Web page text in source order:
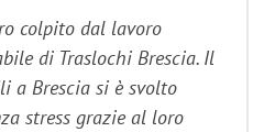
colpito dal lavoro
di Traslochi Brescia. Il
a Brescia si è svolto
stress grazie al loro